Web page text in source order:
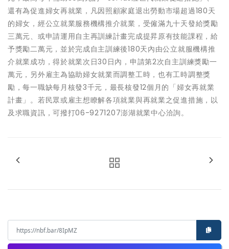
還有為促進婦女再就業，凡因照顧家庭退出勞動市場超過180天
的婦女，經公立就業服務機構推介就業，受僱滿九十天發給獎勵
三萬元、或申請運用自主再訓練計畫完成提昇原有技能課程，給
予獎勵二萬元，並於完成自主訓練後180天內由公立就服機構推
介就業成功，得於就業次日30日內，申請第2次自主訓練獎勵一
萬元，另外雇主為協助婦女就業而調整工時，也有工時調整獎
勵，每一職缺每月核發3千元，最長核發12個月的「婦女再就業
計畫」。若民眾或雇主想瞭解各項就業與再就業之促進措施，以
及求職資訊，可撥打06-9271207澎湖就業中心洽詢。